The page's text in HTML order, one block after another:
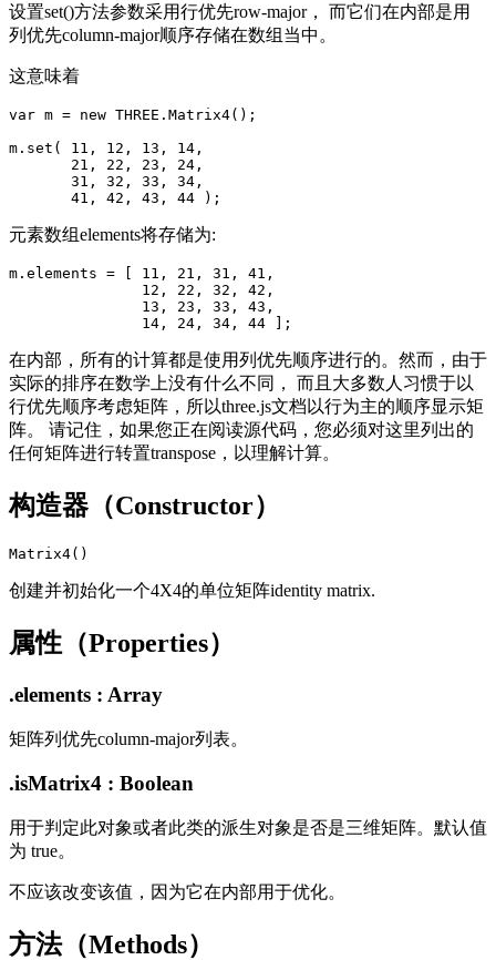
设置set()方法参数采用行优先row-major， 而它们在内部是用
列优先column-major顺序存储在数组当中。
这意味着
var m = new THREE.Matrix4();
m.set( 11, 12, 13, 14,
       21, 22, 23, 24,
       31, 32, 33, 34,
元素数组elements将存储为:
m.elements = [ 11, 21, 31, 41,
               12, 22, 32, 42,
               13, 23, 33, 43,
在内部，所有的计算都是使用列优先顺序进行的。然而，由于
实际的排序在数学上没有什么不同， 而且大多数人习惯于以
行优先顺序考虑矩阵，所以three.js文档以行为主的顺序显示矩
阵。 请记住，如果您正在阅读源代码，您必须对这里列出的
任何矩阵进行转置transpose，以理解计算。
构造器（Constructor）
创建并初始化一个4X4的单位矩阵identity matrix.
属性（Properties）
.elements : Array
矩阵列优先column-major列表。
.isMatrix4 : Boolean
用于判定此对象或者此类的派生对象是否是三维矩阵。默认值
为 true。
不应该改变该值，因为它在内部用于优化。
方法（Methods）